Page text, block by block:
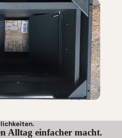
Alltag einfacher macht.